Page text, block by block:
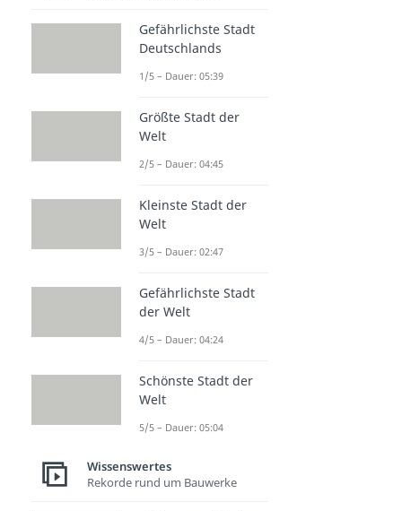
Gefährlichste Stadt
Deutschlands
1/5 – Dauer: 05:39
Größte Stadt der
Welt
2/5 – Dauer: 04:45
Kleinste Stadt der
Welt
3/5 – Dauer: 02:47
Gefährlichste Stadt
der Welt
4/5 – Dauer: 04:24
Schönste Stadt der
Welt
5/5 – Dauer: 05:04
Wissenswertes
Rekorde rund um Bauwerke